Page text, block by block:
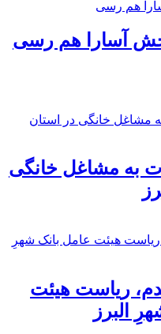
آسارا هم رسی
به مشاغل خانگی
ریاست هیئت
البرز